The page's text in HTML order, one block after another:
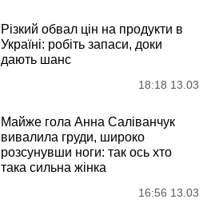
Різкий обвал цін на продукти в
Україні: робіть запаси, доки
дають шанс
18:18 13.03
Майже гола Анна Саліванчук
вивалила груди, широко
розсунувши ноги: так ось хто
така сильна жінка
16:56 13.03